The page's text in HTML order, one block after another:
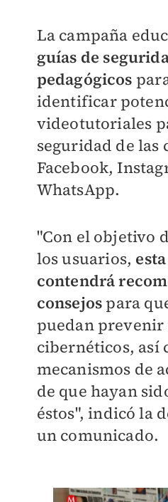
La campaña
guías de
pedagógicos
identificar
videotutoriales
seguridad de las
Facebook,
WhatsApp.
"Con el objetivo
los usuarios,
contendrá
consejos para
puedan prevenir
cibernéticos, así
mecanismos de
de que hayan
éstos", indicó la
un comunicado.